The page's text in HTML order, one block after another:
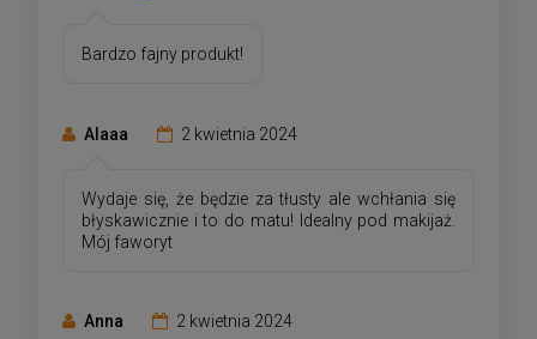
Bardzo fajny produkt!
Alaaa 2 kwietnia 2024
Wydaje się, że będzie za tłusty ale wchłania się
błyskawicznie i to do matu! Idealny pod makijaż.
Mój faworyt
Anna 2 kwietnia 2024